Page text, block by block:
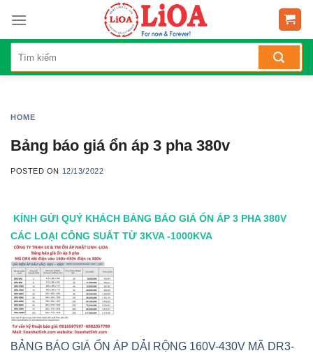
content
HOME
Bảng báo giá ổn áp 3 pha 380v
POSTED ON 12/13/2022
KÍNH GỬI QUÝ KHÁCH BẢNG BÁO GIÁ ỔN ÁP 3 PHA 380V
CÁC LOẠI CÔNG SUẤT TỪ 3KVA -1000KVA
BẢNG BÁO GIÁ ỔN ÁP DẢI RỘNG 160V-430V MÃ DR3-